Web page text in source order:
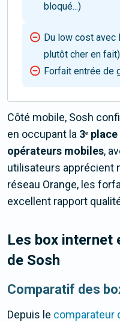
bloqué...)
Du low cost avec
plutôt cher en fait)
Forfait entrée de
Côté mobile, Sosh
en occupant la 3ᵉ
opérateurs mobiles,
utilisateurs apprécient
réseau Orange, les
excellent rapport
Les box
de Sosh
Comparatif des
Depuis le comparateur